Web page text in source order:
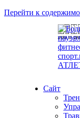
Перейти к
Сайт